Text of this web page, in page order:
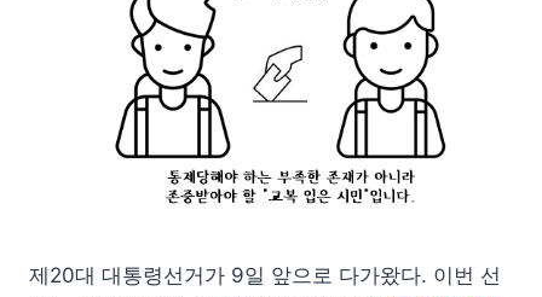
제20대 대통령선거가 9일 앞으로 다가왔다. 이번 선